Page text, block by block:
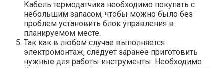
Кабель термодатчика необходимо покупать с
небольшим запасом, чтобы можно было без
проблем установить блок управления в
планируемом месте.
Так как в любом случае выполняется
электромонтаж, следует заранее приготовить
нужные для работы инструменты. Необходимо